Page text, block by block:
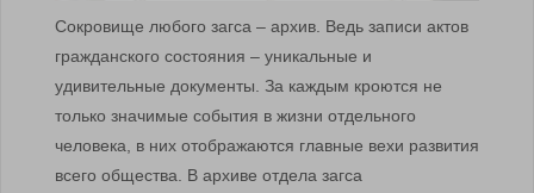
Сокровище любого загса – архив. Ведь записи актов
гражданского состояния – уникальные и
удивительные документы. За каждым кроются не
только значимые события в жизни отдельного
человека, в них отображаются главные вехи развития
всего общества. В архиве отдела загса